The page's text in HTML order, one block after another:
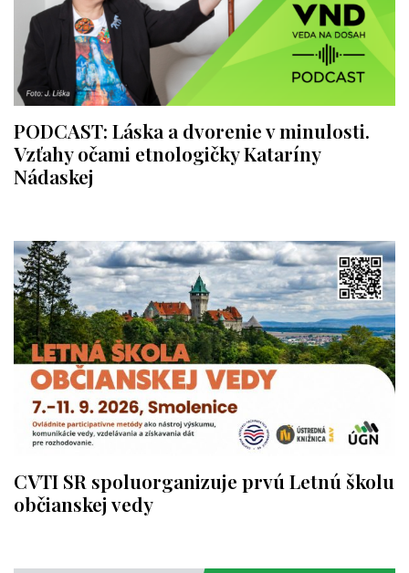
PODCAST: Láska a dvorenie v minulosti.
Vzťahy očami etnologičky Kataríny
Nádaskej
CVTI SR spoluorganizuje prvú Letnú školu
občianskej vedy